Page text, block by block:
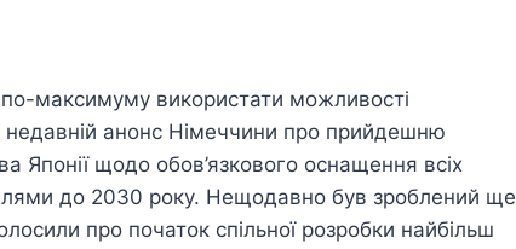
по-максимуму використати можливості
недавній анонс Німеччини про прийдешню
Японії щодо обов’язкового оснащення всіх
до 2030 року. Нещодавно був зроблений ще
про початок спільної розробки найбільш